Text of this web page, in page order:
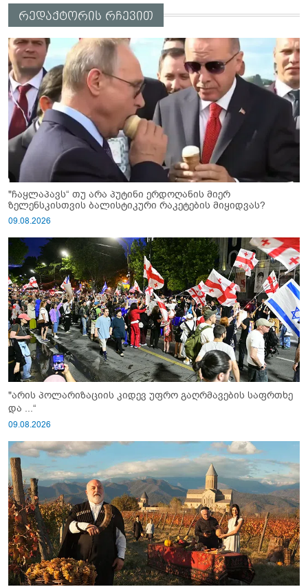
რედაქტორის რჩევით
"ჩაყლაპავს“ თუ არა პუტინი ერდოღანის მიერ
ზელენსკისთვის ბალისტიკური რაკეტების მიყიდვას?
09.08.2026
"არის პოლარიზაციის კიდევ უფრო გაღრმავების საფრთხე
და ...“
09.08.2026